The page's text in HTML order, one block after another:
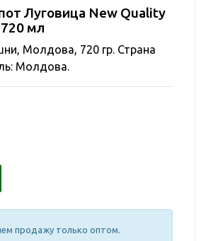
Луговица New Quality
мл
Молдова, 720 гр. Страна
Молдова.
продажу только оптом.